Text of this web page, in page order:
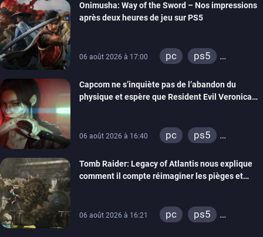
switch 2
Onimusha: Way of the Sword – Nos impressions
après deux heures de jeu sur PS5
06 août 2026 à 17:00 pc
ps5
switch 2
Capcom ne s’inquiète pas de l’abandon du
physique et espère que Resident Evil Veronica
06 août 2026 à 16:40 pc
ps5
switch 2
Tomb Raider: Legacy of Atlantis nous explique
comment il compte réimaginer les pièges et
06 août 2026 à 16:21 pc
ps5